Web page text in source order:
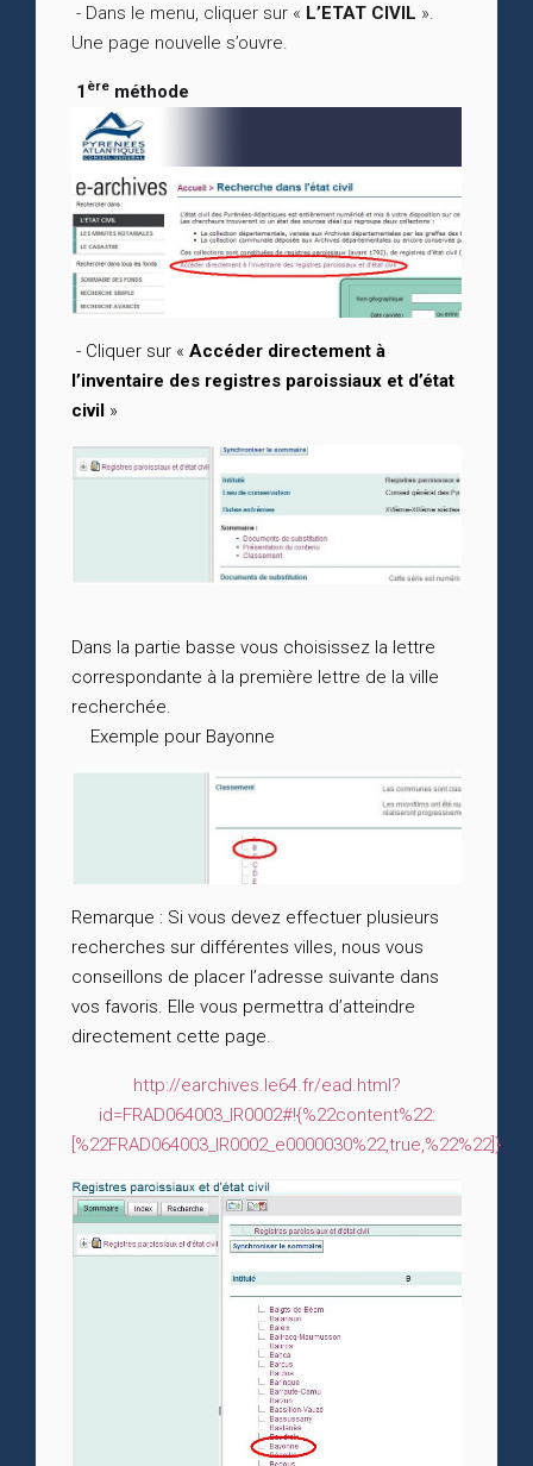
- Dans le menu, cliquer sur « L’ETAT CIVIL ».
Une page nouvelle s’ouvre.
1 ère méthode
- Cliquer sur « Accéder directement à
l’inventaire des registres paroissiaux et d’état
civil »
Dans la partie basse vous choisissez la lettre
correspondante à la première lettre de la ville
recherchée.
Exemple pour Bayonne
Remarque : Si vous devez effectuer plusieurs
recherches sur différentes villes, nous vous
conseillons de placer l’adresse suivante dans
vos favoris. Elle vous permettra d’atteindre
directement cette page.
http://earchives.le64.fr/ead.html?
id=FRAD064003_IR0002#!{%22content%22:
[%22FRAD064003_IR0002_e0000030%22,true,%22%22]}